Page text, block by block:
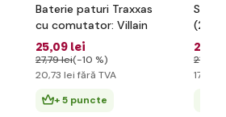
Baterie paturi Traxxas
cu comutator: Villain
25,09 lei
27,79 lei(-10 %)
20,73 lei fără TVA
+ 5 puncte
(2):
Vee
20
21
17